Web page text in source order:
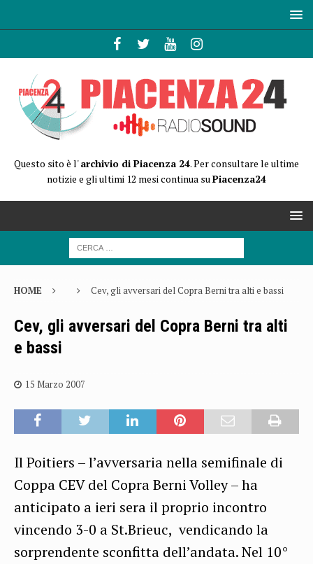
Questo sito è l'archivio di Piacenza 24. Per consultare le ultime
notizie e gli ultimi 12 mesi continua suPiacenza24
HOME Cev, gli avversari del Copra Berni tra alti e bassi
Cev, gli avversari del Copra Berni tra alti
e bassi
15 Marzo 2007
Il Poitiers – l’avversaria nella semifinale di
Coppa CEV del Copra Berni Volley – ha
anticipato a ieri sera il proprio incontro
vincendo 3-0 a St.Brieuc, vendicando la
sorprendente sconfitta dell’andata. Nel 10°